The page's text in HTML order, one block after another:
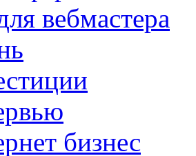
вебмастера
бизнес